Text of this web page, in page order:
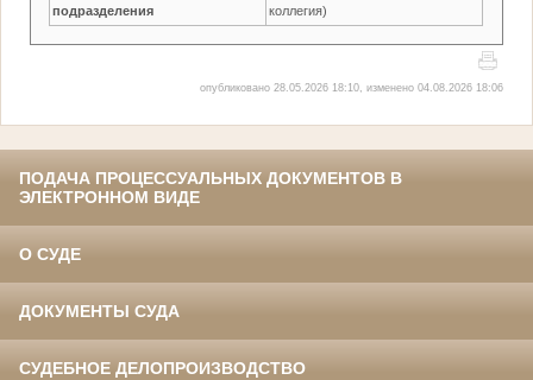
подразделения
коллегия)
опубликовано 28.05.2026 18:10, изменено 04.08.2026 18:06
ПОДАЧА ПРОЦЕССУАЛЬНЫХ ДОКУМЕНТОВ В
ЭЛЕКТРОННОМ ВИДЕ
О СУДЕ
ДОКУМЕНТЫ СУДА
СУДЕБНОЕ ДЕЛОПРОИЗВОДСТВО